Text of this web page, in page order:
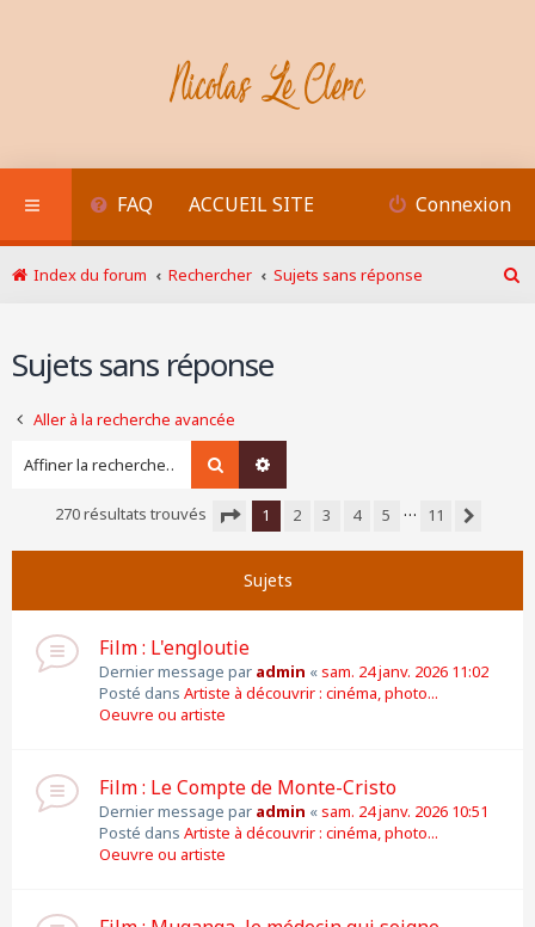
FAQ ACCUEIL SITE Connexion
Index du forum Rechercher
Sujets sans réponse
Sujets sans réponse
Aller à la recherche avancée
Rechercher
270 résultats trouvés
1 2 3 4 5 …
11
Sujets
Film : L'engloutie
Dernier message par admin «sam. 24 janv. 2026 11:02
Posté dans Artiste à découvrir : cinéma, photo...
Oeuvre ou artiste
Film : Le Compte de Monte-Cristo
Dernier message par admin «sam. 24 janv. 2026 10:51
Posté dans Artiste à découvrir : cinéma, photo...
Oeuvre ou artiste